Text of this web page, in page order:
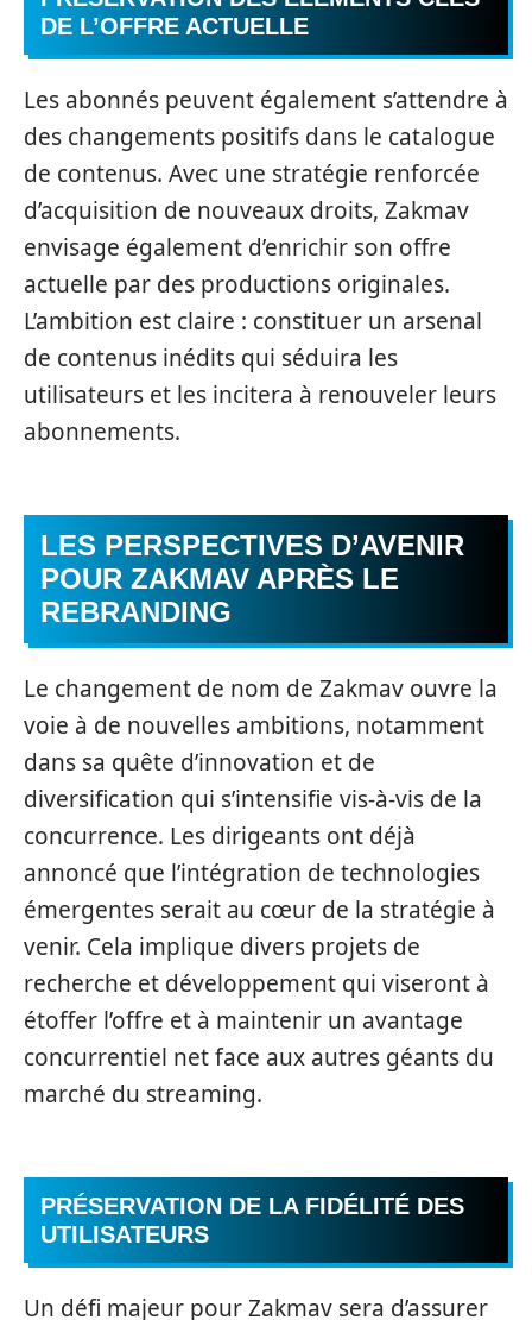
DE L’OFFRE ACTUELLE
Les abonnés peuvent également s’attendre à
des changements positifs dans le catalogue
de contenus. Avec une stratégie renforcée
d’acquisition de nouveaux droits, Zakmav
envisage également d’enrichir son offre
actuelle par des productions originales.
L’ambition est claire : constituer un arsenal
de contenus inédits qui séduira les
utilisateurs et les incitera à renouveler leurs
abonnements.
LES PERSPECTIVES D’AVENIR
POUR ZAKMAV APRÈS LE
REBRANDING
Le changement de nom de Zakmav ouvre la
voie à de nouvelles ambitions, notamment
dans sa quête d’innovation et de
diversification qui s’intensifie vis-à-vis de la
concurrence. Les dirigeants ont déjà
annoncé que l’intégration de technologies
émergentes serait au cœur de la stratégie à
venir. Cela implique divers projets de
recherche et développement qui viseront à
étoffer l’offre et à maintenir un avantage
concurrentiel net face aux autres géants du
marché du streaming.
PRÉSERVATION DE LA FIDÉLITÉ DES
UTILISATEURS
Un défi majeur pour Zakmav sera d’assurer